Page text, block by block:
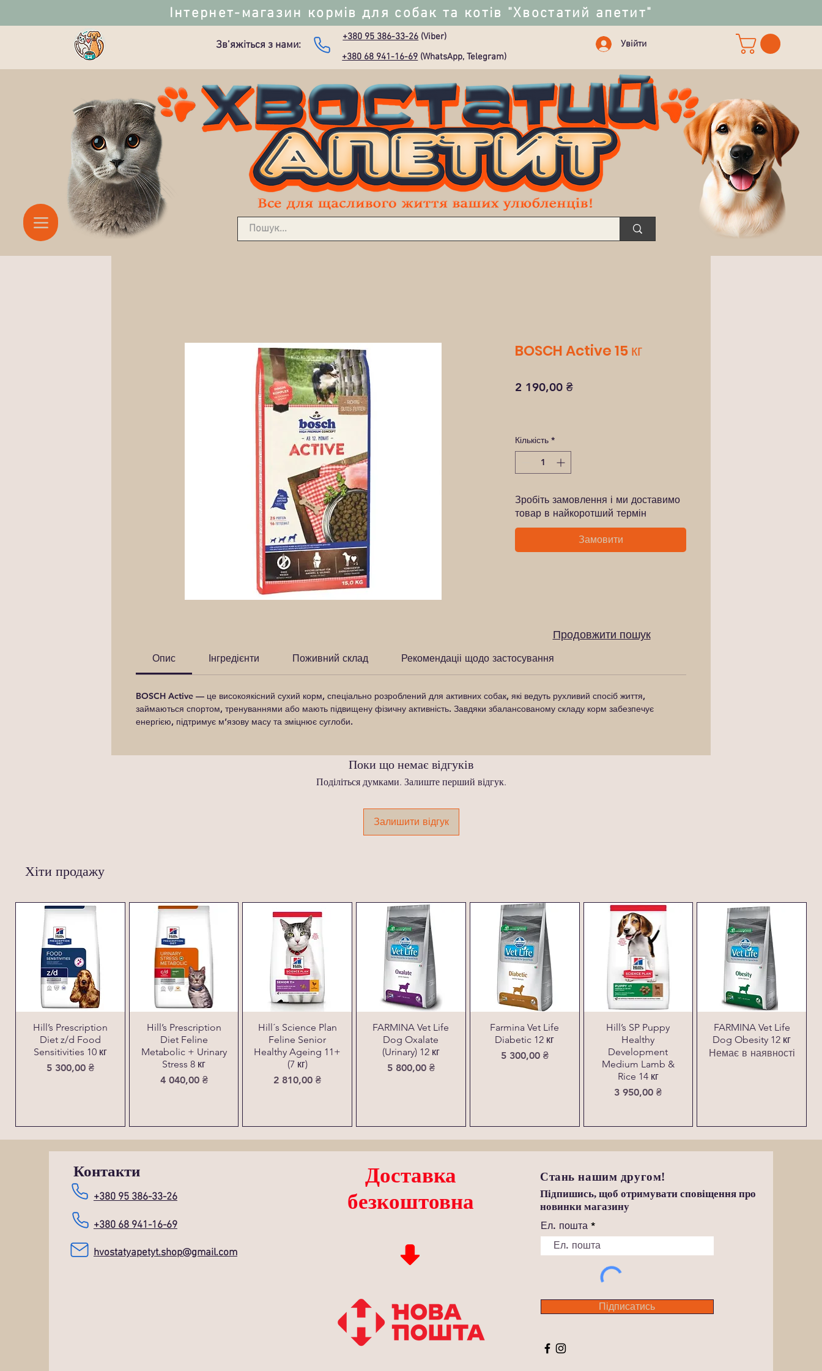
Інтернет-магазин кормів для собак та котів "Хвостатий апетит"
Зв’яжіться з нами:
+380 95 386-33-26 (Viber)
+380 68 941-16-69 (WhatsApp, Telegram)
Увійти
BOSCH Active 15 кг
2 190,00 ₴Ціна
Кількість *
Зробіть замовлення і ми доставимо
товар в найкоротший термін
Замовити
Опис Інгредієнти Поживний склад Рекомендаціі щодо застосування
BOSCH Active — це високоякісний сухий корм, спеціально розроблений для активних собак, які ведуть рухливий спосіб життя,
займаються спортом, тренуваннями або мають підвищену фізичну активність. Завдяки збалансованому складу корм забезпечує
енергією, підтримує м’язову масу та зміцнює суглоби.
Поки що немає відгуків
Поділіться думками. Залиште перший відгук.
Залишити відгук
Продовжити пошук
Хіти продажу
Hill’s Prescription
Diet z/d Food
Sensitivities 10 кг
Ціна
5 300,00 ₴
Hill’s Prescription
Diet Feline
Metabolic + Urinary
Stress 8 кг
Ціна
4 040,00 ₴
Hill´s Science Plan
Feline Senior
Healthy Ageing 11+
(7 кг)
Ціна
2 810,00 ₴
FARMINA Vet Life
Dog Oxalate
(Urinary) 12 кг
Ціна
5 800,00 ₴
Farmina Vet Life
Diabetic 12 кг
Ціна
5 300,00 ₴
Hill’s SP Puppy
Healthy
Development
Medium Lamb &
Rice 14 кг
Ціна
3 950,00 ₴
FARMINA Vet Life
Dog Obesity 12 кг
Немає в наявності
Контакти
+380 95 386-33-26
+380 68 941-16-69
hvostatyapetyt.shop@gmail.com
Доставка
безкоштовна
Стань нашим другом!
Підпишись, щоб отримувати сповіщення про
новинки магазину
Ел. пошта
Підписатись